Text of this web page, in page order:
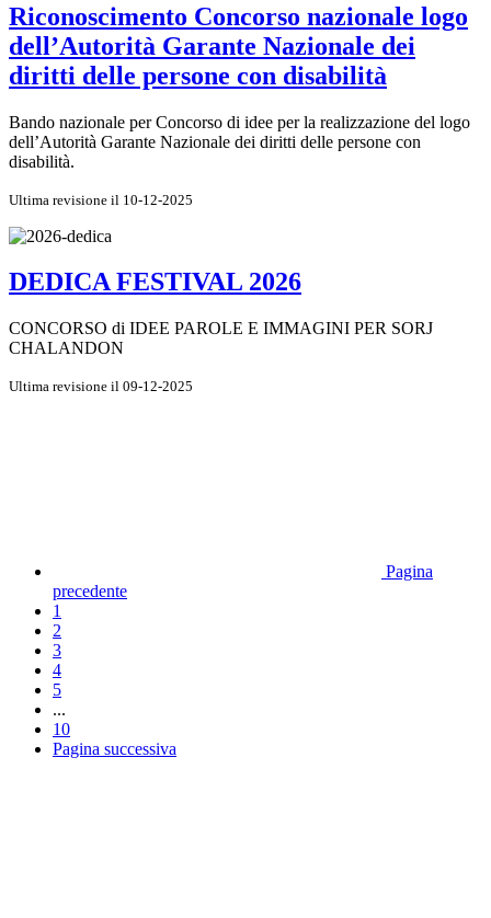
Riconoscimento Concorso nazionale logo
dell’Autorità Garante Nazionale dei
diritti delle persone con disabilità
Bando nazionale per Concorso di idee per la realizzazione del logo
dell’Autorità Garante Nazionale dei diritti delle persone con
disabilità.
Ultima revisione il 10-12-2025
DEDICA FESTIVAL 2026
CONCORSO di IDEE PAROLE E IMMAGINI PER SORJ
CHALANDON
Ultima revisione il 09-12-2025
Pagina
precedente
1
2
3
4
5
...
10
Pagina successiva